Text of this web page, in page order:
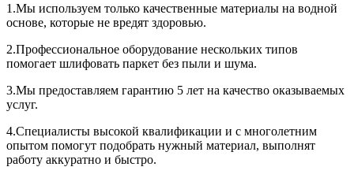
1.Мы используем только качественные материалы на водной
основе, которые не вредят здоровью.
2.Профессиональное оборудование нескольких типов
помогает шлифовать паркет без пыли и шума.
3.Мы предоставляем гарантию 5 лет на качество оказываемых
услуг.
4.Специалисты высокой квалификации и с многолетним
опытом помогут подобрать нужный материал, выполнят
работу аккуратно и быстро.